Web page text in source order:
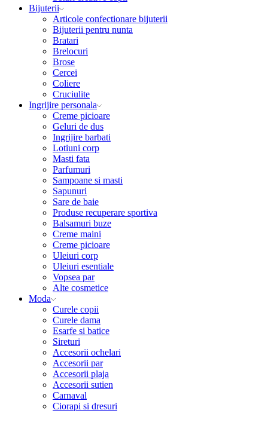
Bijuterii
Articole confectionare bijuterii
Bijuterii pentru nunta
Bratari
Brelocuri
Brose
Cercei
Coliere
Cruciulite
Ingrijire personala
Creme picioare
Geluri de dus
Ingrijire barbati
Lotiuni corp
Masti fata
Parfumuri
Sampoane si masti
Sapunuri
Sare de baie
Produse recuperare sportiva
Balsamuri buze
Creme maini
Creme picioare
Uleiuri corp
Uleiuri esentiale
Vopsea par
Alte cosmetice
Moda
Curele copii
Curele dama
Esarfe si batice
Sireturi
Accesorii ochelari
Accesorii par
Accesorii plaja
Accesorii sutien
Carnaval
Ciorapi si dresuri